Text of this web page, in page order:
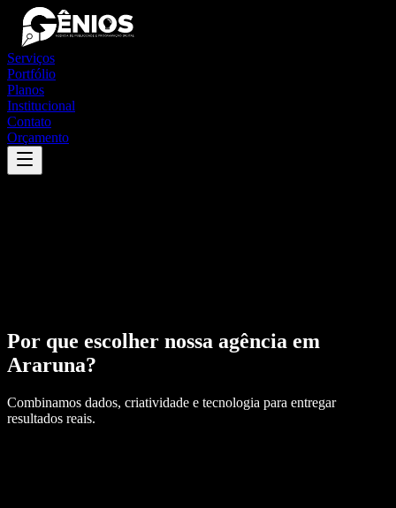
Serviços
Portfólio
Planos
Institucional
Contato
Orçamento
Por que escolher nossa agência em
Araruna?
Combinamos dados, criatividade e tecnologia para entregar
resultados reais.